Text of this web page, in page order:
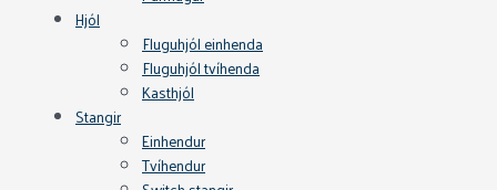
Hjól
Fluguhjól einhenda
Fluguhjól tvíhenda
Kasthjól
Stangir
Einhendur
Tvíhendur